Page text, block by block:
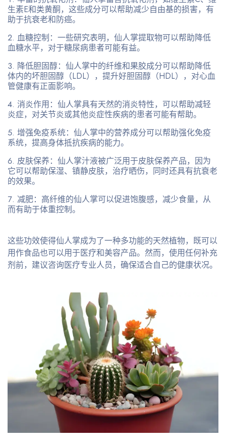
生素E和类黄酮，这些成分可以帮助减少自由基的损害，有
助于抗衰老和防癌。
血糖控制：一些研究表明，仙人掌提取物可以帮助降低
血糖水平，对于糖尿病患者可能有益。
降低胆固醇：仙人掌中的纤维和果胶成分可以帮助降低
体内的坏胆固醇（LDL），提升好胆固醇（HDL），对心血
管健康有正面影响。
消炎作用：仙人掌具有天然的消炎特性，可以帮助减轻
炎症，对关节炎或其他炎症性疾病的患者可能有帮助。
增强免疫系统：仙人掌中的营养成分可以帮助强化免疫
系统，提高身体抵抗疾病的能力。
皮肤保养：仙人掌汁液被广泛用于皮肤保养产品，因为
它可以帮助保湿、镇静皮肤，治疗晒伤，同时还具有抗衰老
的效果。
减肥：高纤维的仙人掌可以促进饱腹感，减少食量，从
而有助于体重控制。
这些功效使得仙人掌成为了一种多功能的天然植物，既可以
用作食品也可以用于医疗和美容产品。然而，使用任何补充
剂前，建议咨询医疗专业人员，确保适合自己的健康状况。